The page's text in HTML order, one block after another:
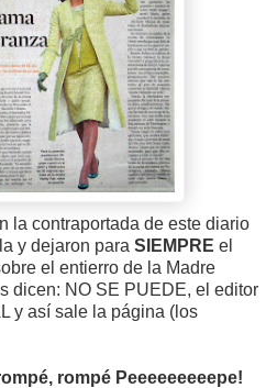
la contraportada de este diario
y dejaron para SIEMPRE el
el entierro de la Madre
dicen: NO SE PUEDE, el editor
y así sale la página (los
rompé Peeeeeeeeepe!